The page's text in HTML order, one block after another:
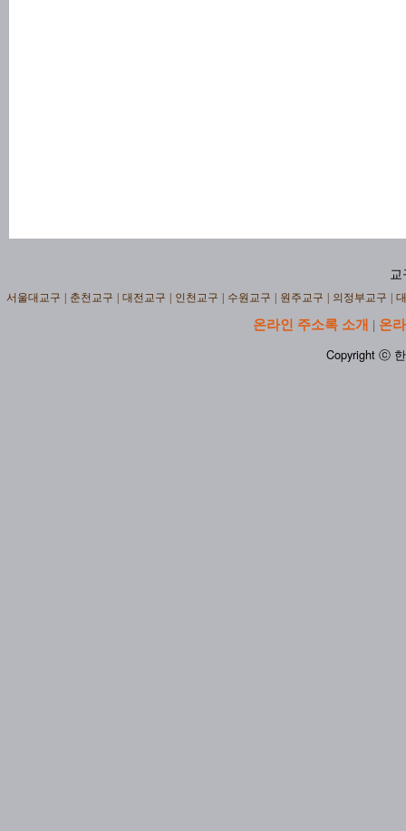
교
서울대교구 춘천교구 대전교구 인천교구 수원교구 원주교구 의정부교구
온라인 주소록 소개 | 온
Copyright ⓒ